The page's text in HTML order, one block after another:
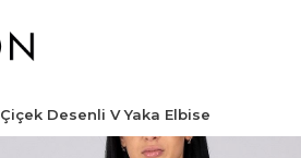
Çiçek Desenli V Yaka Elbise